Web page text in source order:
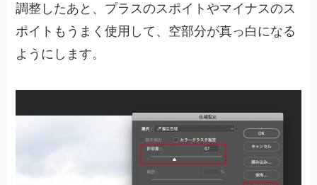
調整したあと、プラスのスポイトやマイナスのス
ポイトもうまく使用して、空部分が真っ白になる
ようにします。